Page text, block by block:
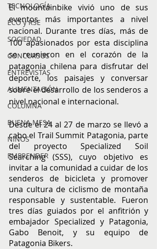
TECNOLOGÍA
ECO y RSE
SOCIEDAD
CONCURSOS
ENTREVISTAS
ALIMENTACIÓN
COLUMNA
BUENA MESA
NIÑOS
EMPRENDER
El mountainbike vivió uno de sus
eventos más importantes a nivel
nacional. Durante tres días, más de
100 apasionados por esta disciplina
se reunieron en el corazón de la
patagonia chilena para disfrutar del
deporte, los paisajes y conversar
sobre el desarrollo de los senderos a
nivel nacional e internacional.
Desde el 24 al 27 de marzo se llevó a
cabo el Trail Summit Patagonia, parte
del proyecto Specialized Soil
Searching (SSS), cuyo objetivo es
invitar a la comunidad a cuidar de los
senderos de bicicleta y promover
una cultura de ciclismo de montaña
responsable y sustentable. Fueron
tres días guiados por el anfitrión y
embajador Specialized y Patagonia,
Gabo Benoit, y su equipo de
Patagonia Bikers.